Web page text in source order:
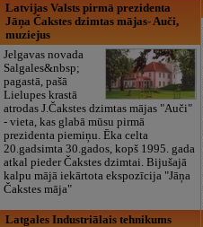
Latvijas Valsts pirmā prezidenta
Jāņa Čakstes dzimtas mājas- Auči,
muziejus
Jelgavas novada
Salgales&nbsp;
pagastā, pašā
Lielupes krastā
atrodas J.Čakstes dzimtas mājas "Auči"
- vieta, kas glabā mūsu pirmā
prezidenta piemiņu. Ēka celta
20.gadsimta 30.gados, kopš 1995. gada
atkal pieder Čakstes dzimtai. Bijušajā
kalpu mājā iekārtota ekspozīcija "Jāņa
Čakstes māja"
Latgales Industriālais tehnikums